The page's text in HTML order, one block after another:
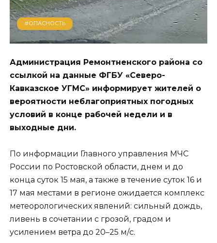
#ОПАСНОСТЬ
Администрация Ремонтненского района со
ссылкой на данные ФГБУ «Северо-
Кавказское УГМС» информирует жителей о
вероятности неблагоприятных погодных
условий в конце рабочей недели и в
выходные дни.
По информации Главного управления МЧС
России по Ростовской области, днем и до
конца суток 15 мая, а также в течение суток 16 и
17 мая местами в регионе ожидается комплекс
метеорологических явлений: сильный дождь,
ливень в сочетании с грозой, градом и
усилением ветра до 20–25 м/с.